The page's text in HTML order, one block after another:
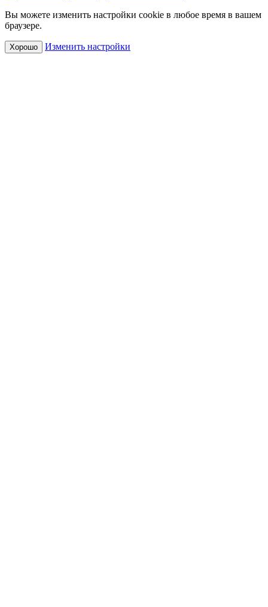
Вы можете изменить настройки cookie в любое время в вашем
браузере.
Хорошо Изменить настройки